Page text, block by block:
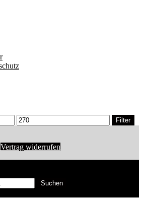
Max.
Preis
Filter
Vertrag widerrufen
Suchen